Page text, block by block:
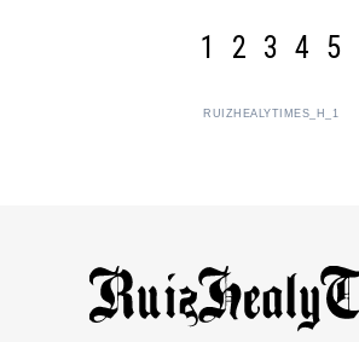
1 2 3 4 5
RUIZHEALYTIMES_H_1